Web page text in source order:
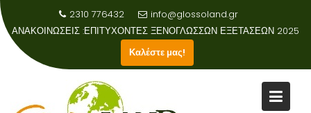
content
2310 776432
info@glossoland.gr
ΑΝΑΚΟΙΝΩΣΕΙΣ :
Καλέστε μας!